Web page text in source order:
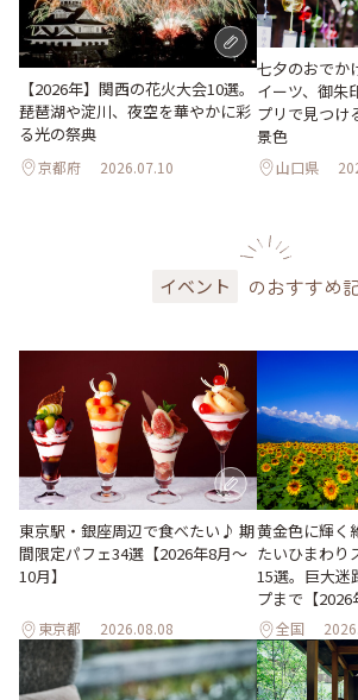
【2026年】関西の花火大会10選。
琵琶湖や淀川、夜空を華やかに彩
る光の祭典
京都府 2026.07.10
七夕のおでか
イーツ、御朱
プリで見つけ
景色
山口県
イベント のおすすめ
東京駅・銀座周辺で食べたい♪ 期
間限定パフェ34選【2026年8月～
10月】
東京都 2026.08.08
黄金色に輝く
たいひまわり
15選。巨大迷
プまで【2026
全国